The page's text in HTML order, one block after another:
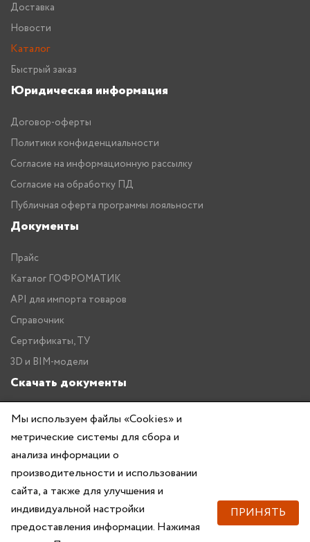
Доставка
Новости
Каталог
Быстрый заказ
Юридическая информация
Договор-оферты
Политики конфиденциальности
Согласие на информационную рассылку
Согласие на обработку ПД
Публичная оферта программы лояльности
Документы
Прайс
Каталог ГОФРОМАТИК
API для импорта товаров
Справочник
Сертификаты, ТУ
3D и BIM-модели
Скачать документы
Прайс
Каталог ГОФРОМАТИК
Copyright © 2026 — ZKABEL.RU Все права защищены
Мы используем файлы «Cookies» и
метрические системы для сбора и
анализа информации о
производительности и использовании
сайта, а также для улучшения и
индивидуальной настройки
предоставления информации. Нажимая
ПРИНЯТЬ